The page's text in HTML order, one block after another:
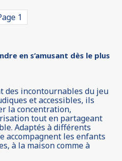
1
en s’amusant dès le plus
des incontournables du jeu
et accessibles, ils
la concentration,
tout en partageant
Adaptés à différents
accompagnent les enfants
à la maison comme à